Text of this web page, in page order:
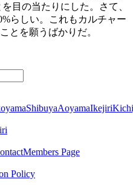
目の当たりにした。さて、
らしい。これもカルチャー
とを願うばかりだ。
ShibuyaAoyamaIkejiri
Members Page
Policy